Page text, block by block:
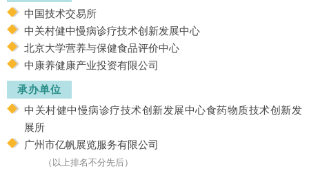
中国技术交易所
中关村健中慢病诊疗技术创新发展中心
北京大学营养与保健食品评价中心
中康养健康产业投资有限公司
承办单位
中关村健中慢病诊疗技术创新发展中心食药物质技术创新发
展所
广州市亿帆展览服务有限公司
（以上排名不分先后）